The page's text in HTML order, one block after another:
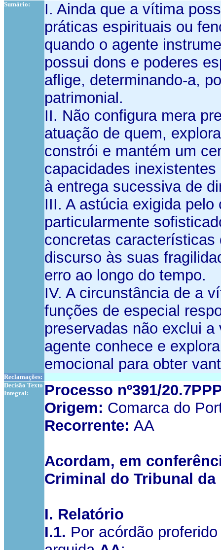
Sumário:
I. Ainda que a vítima
práticas espirituais ou
quando o agente
possui dons e poderes
aflige, determinando-a,
patrimonial.
II. Não configura mera
atuação de quem,
constrói e mantém um
capacidades
à entrega sucessiva de
III. A astúcia exigida
particularmente
concretas
discurso às suas
erro ao longo do tempo.
IV. A circunstância de a
funções de especial
preservadas não exclui
agente conhece e
emocional para obter
Reclamações:
Decisão Texto
Integral:
Processo nº391/
Origem: Comarca do
Recorrente: AA
Acordam, em
Criminal do Tribunal
I. Relatório
I.1. Por acórdão